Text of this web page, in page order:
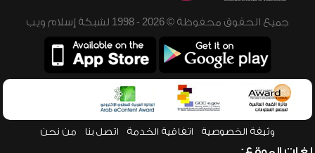
جميع الحقوق محفوظة © 2026 - 1998 لشبكة إسلام ويب
وثيقة الخصوصية اتفاقية الخدمة اتصل بنا من نحن